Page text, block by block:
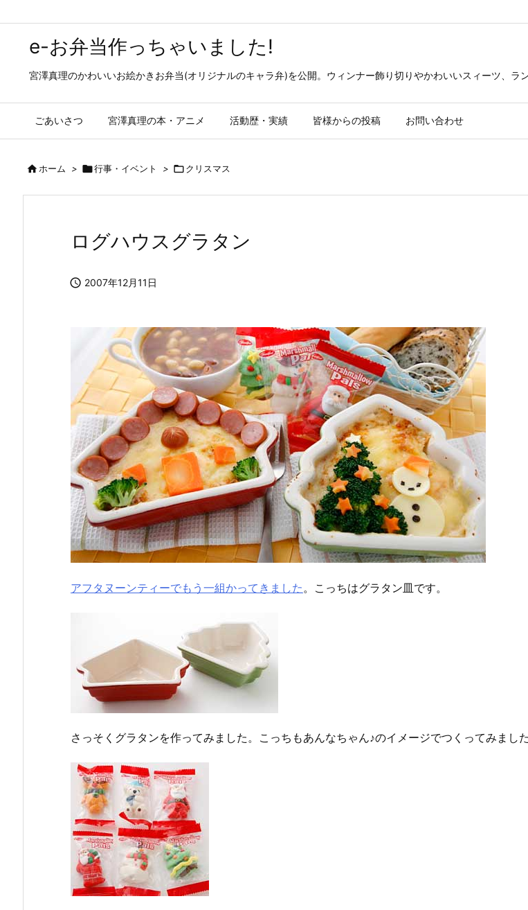
e-お弁当作っちゃいました!
宮澤真理のかわいいお絵かきお弁当(オリジナルのキャラ弁)を公開。ウィンナー飾り切りやかわいいスィーツ、ラ
ごあいさつ 宮澤真理の本・アニメ 活動歴・実績 皆様からの投稿 お問い合わせ
ホーム > 行事・イベント > クリスマス
ログハウスグラタン
 2007年12月11日
アフタヌーンティーでもう一組かってきました 。こっちはグラタン皿です。
さっそくグラタンを作ってみました。こっちもあんなちゃん♪のイメージでつくってみました